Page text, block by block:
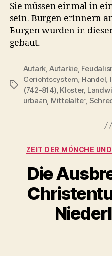
Sie müssen einmal in
sein. Burgen erinnern
Burgen wurden in
gebaut.
Schlagwörter
Autark, Autarkie,
Gerichtssystem Handel
(742-814) Kloster,
urbaan Mittelalter,
ZEIT DER MÖNCHE
Die